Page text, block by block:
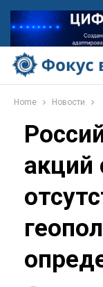
Home Новости
акций